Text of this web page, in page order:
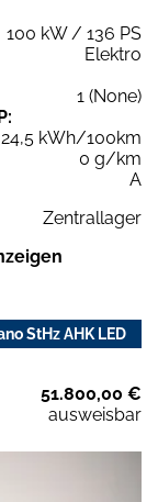
100 kW / 136 PS
Elektro
1 (None)
24,5 kWh/100km
0 g/km
A
Zentrallager
StHz AHK LED
51.800,00 €
ausweisbar